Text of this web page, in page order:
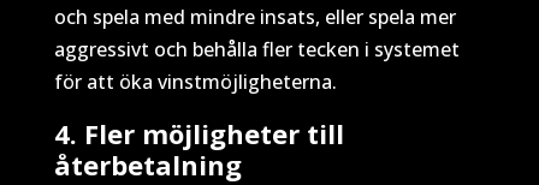
och spela med mindre insats, eller spela mer
aggressivt och behålla fler tecken i systemet
för att öka vinstmöjligheterna.
4. Fler möjligheter till
återbetalning